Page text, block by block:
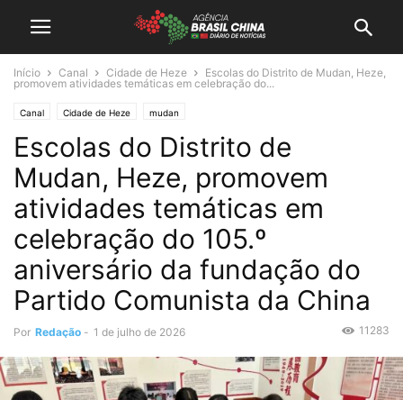
Início Canal Cidade de Heze
Escolas do Distrito de Mudan, Heze,
promovem atividades temáticas em celebração do...
Canal Cidade de Heze mudan
Escolas do Distrito de
Mudan, Heze, promovem
atividades temáticas em
celebração do 105.º
aniversário da fundação do
Partido Comunista da China
Por Redação - 1 de julho de 2026 11283